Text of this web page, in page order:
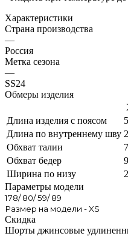
Характеристики
Страна производства
—
Россия
Метка сезона
—
SS24
Обмеры изделия
Длина изделия с поясом
Длина по внутреннему шву
Обхват талии
Обхват бедер
Ширина по низу
Параметры модели
178/ 80/ 59/ 89
Размер на модели - XS
Скидка
Шорты джинсовые